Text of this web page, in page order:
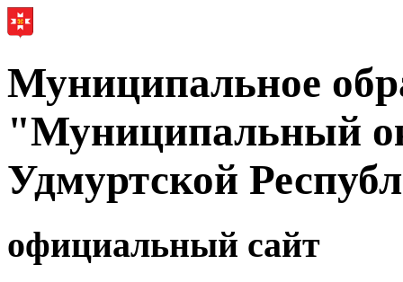
Муниципальное
"Муниципальный
Удмуртской
официальный сайт